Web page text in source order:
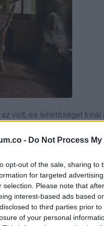
- Do Not Process
opt-out of the sale, sharing
for targeted
selection. Please note that
interest-based ads based
to third parties prior
of your personal
volt, és lehetőséget
mohával borított
hogy az utazóknak az a
is, hiszen ne feledd: